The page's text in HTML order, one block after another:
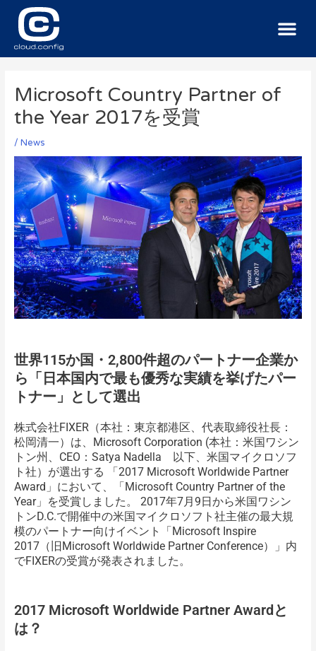
Microsoft Country Partner of
the Year 2017を受賞
/ News
世界115か国・2,800件超のパートナー企業か
ら「日本国内で最も優秀な実績を挙げたパー
トナー」として選出
株式会社FIXER（本社：東京都港区、代表取締役社長：
松岡清一）は、Microsoft Corporation (本社：米国ワシン
トン州、CEO：Satya Nadella 以下、米国マイクロソフ
ト社）が選出する 「2017 Microsoft Worldwide Partner
Award」において、「Microsoft Country Partner of the
Year」を受賞しました。 2017年7月9日から米国ワシン
トンD.C.で開催中の米国マイクロソフト社主催の最大規
模のパートナー向けイベント「Microsoft Inspire
2017（旧Microsoft Worldwide Partner Conference）」内
でFIXERの受賞が発表されました。
2017 Microsoft Worldwide Partner Awardと
は？